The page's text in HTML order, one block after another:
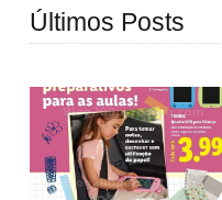
Últimos Posts